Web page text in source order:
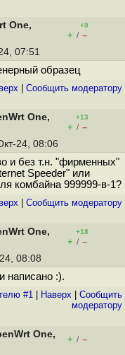
One,
+9
+ / –
07:51
образец
Cообщить модератору
One,
+13
+ / –
24, 08:06
и без т.н. "фирменных"
Speeder" или
комбайна 999999-в-1?
Cообщить модератору
One,
+18
+ / –
08:08
написано :).
#1 Наверх
Cообщить
модератору
One,
+ / –